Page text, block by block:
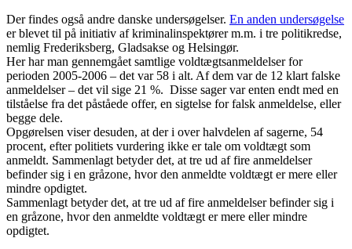
Der findes også andre danske undersøgelser. En anden undersøgelse
er blevet til på initiativ af kriminalinspektører m.m. i tre politikredse,
nemlig Frederiksberg, Gladsakse og Helsingør.
Her har man gennemgået samtlige voldtægtsanmeldelser for
perioden 2005-2006 – det var 58 i alt. Af dem var de 12 klart falske
anmeldelser – det vil sige 21 %. Disse sager var enten endt med en
tilståelse fra det påståede offer, en sigtelse for falsk anmeldelse, eller
begge dele.
Opgørelsen viser desuden, at der i over halvdelen af sagerne, 54
procent, efter politiets vurdering ikke er tale om voldtægt som
anmeldt. Sammenlagt betyder det, at tre ud af fire anmeldelser
befinder sig i en gråzone, hvor den anmeldte voldtægt er mere eller
mindre opdigtet.
Sammenlagt betyder det, at tre ud af fire anmeldelser befinder sig i
en gråzone, hvor den anmeldte voldtægt er mere eller mindre
opdigtet.